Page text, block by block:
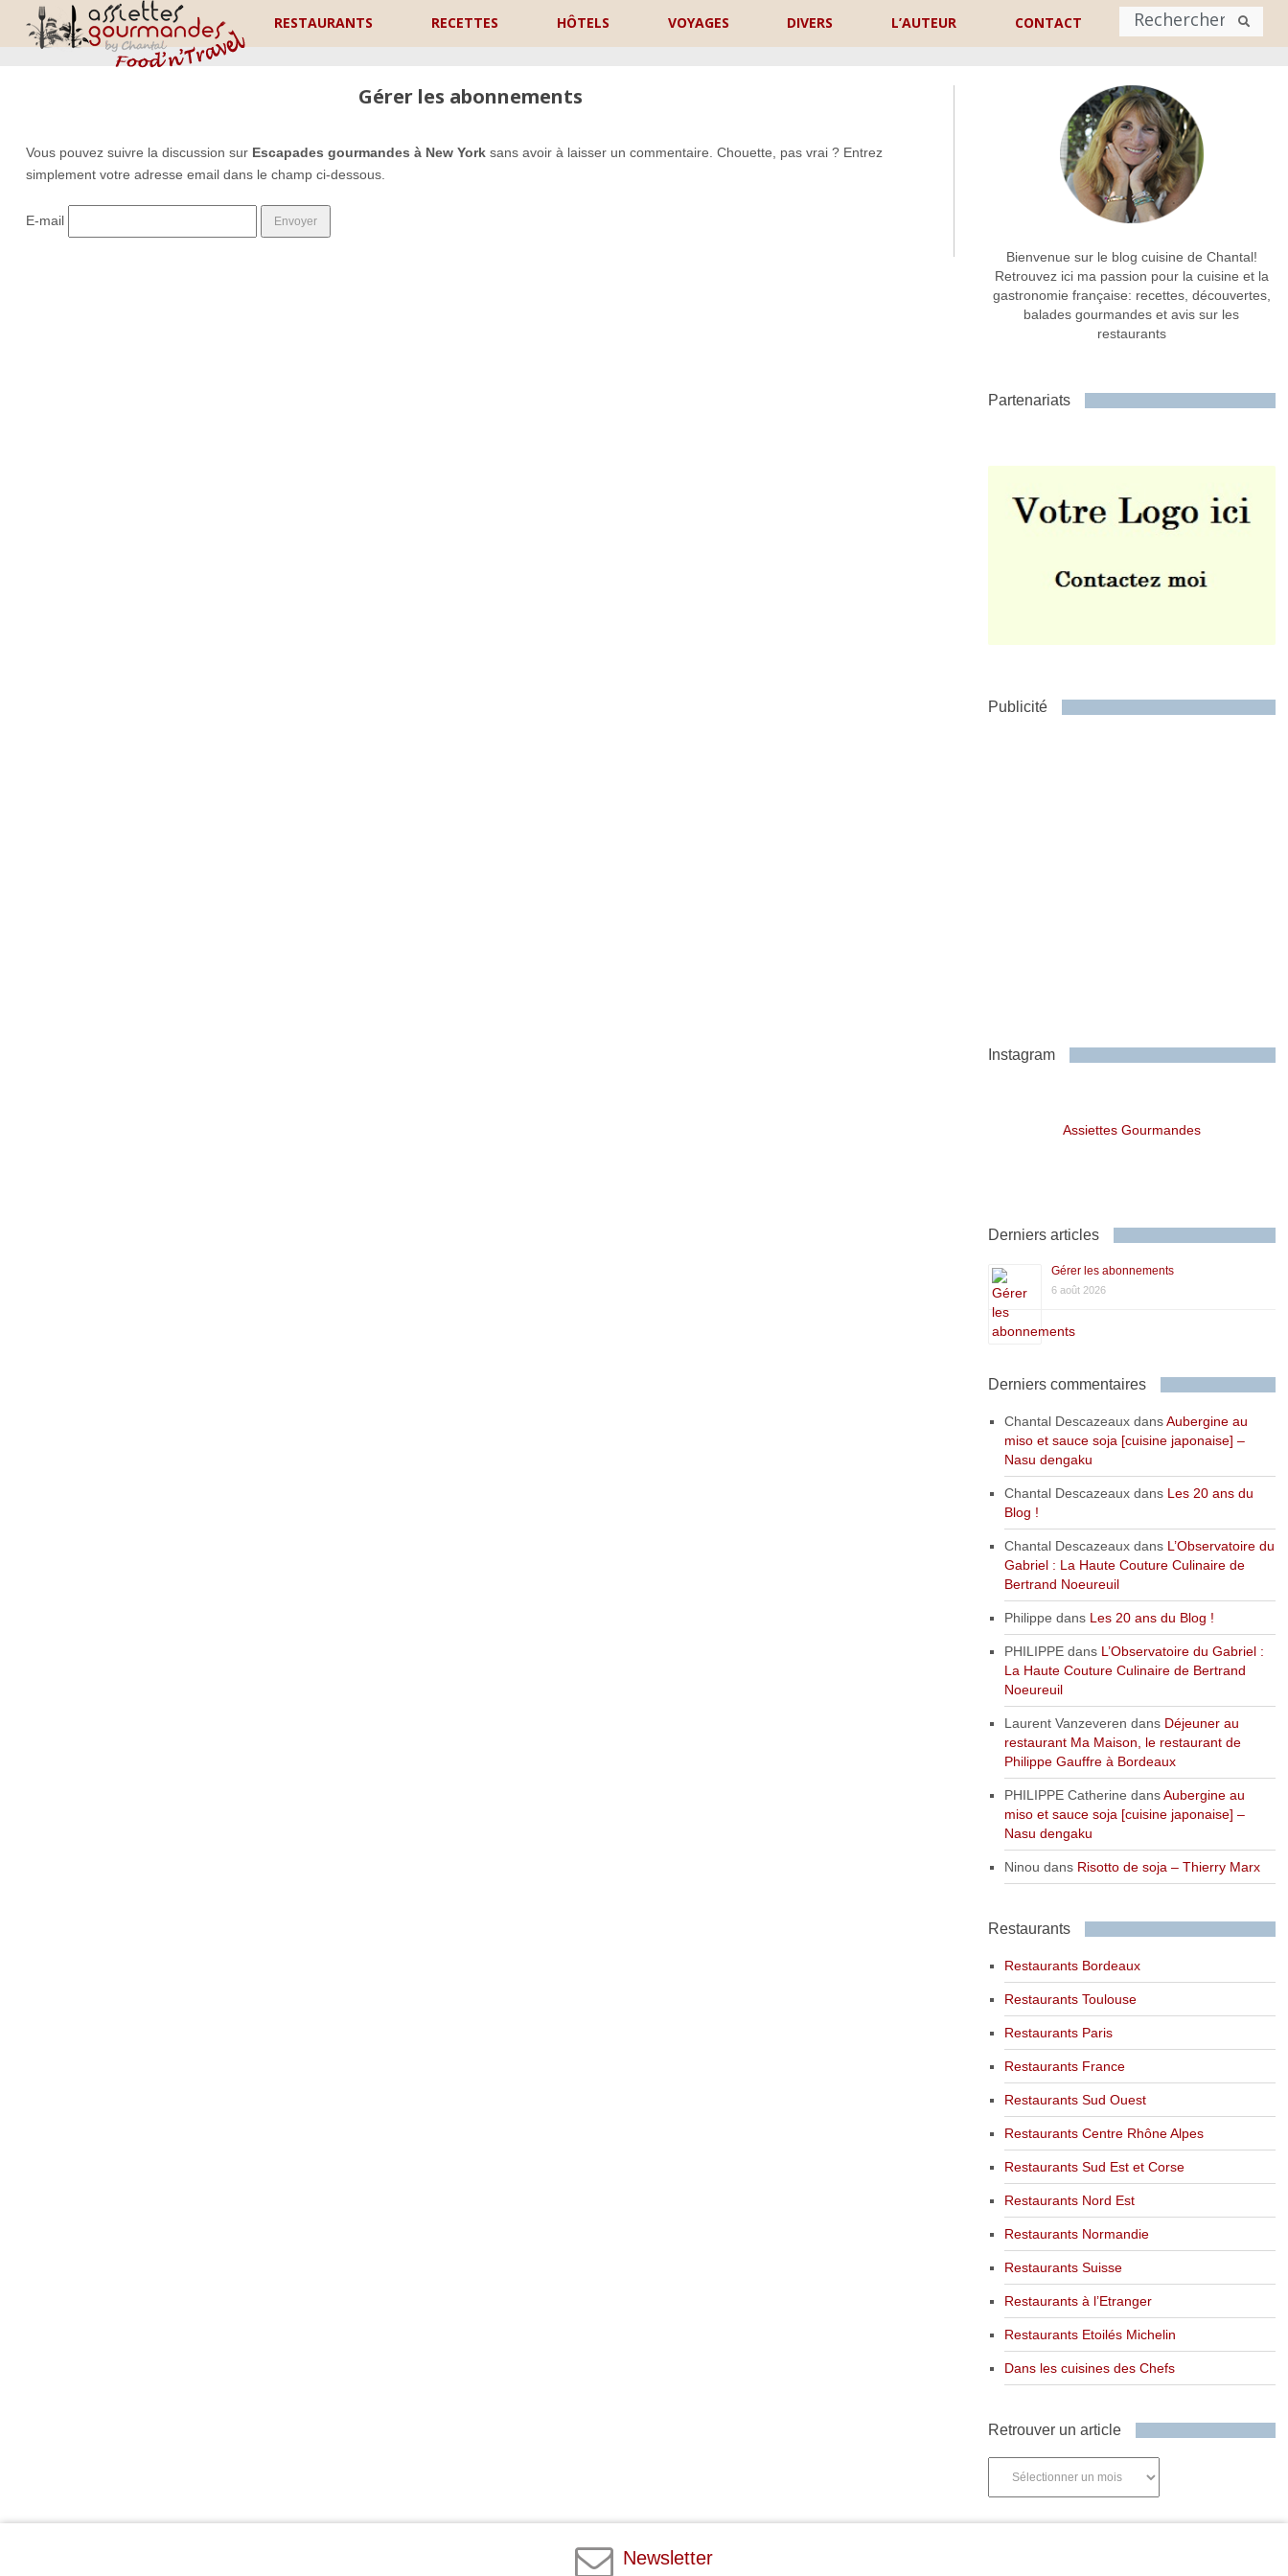
RESTAURANTS RECETTES HÔTELS VOYAGES DIVERS L’AUTEUR CONTACT
Nom
Commentaire ou message *
Gérer les abonnements
Vous pouvez suivre la discussion sur Escapades gourmandes à New Yorksans avoir à laisser un commentaire. Chouette, pas vrai ? Entrez
simplement votre adresse email dans le champ ci-dessous.
E-mail
Bienvenue sur le blog cuisine de Chantal!
Retrouvez ici ma passion pour la cuisine et la
gastronomie française: recettes, découvertes,
balades gourmandes et avis sur les
restaurants
Partenariats
Publicité
Instagram
Assiettes Gourmandes
Derniers articles
Gérer les abonnements
6 août 2026
Derniers commentaires
Chantal DescazeauxdansAubergine au
miso et sauce soja [cuisine japonaise] –
Nasu dengaku
Chantal Descazeauxdans Les 20 ans du
Blog !
Chantal Descazeauxdans L’Observatoire du
Gabriel : La Haute Couture Culinaire de
Bertrand Noeureuil
Philippe dans Les 20 ans du Blog !
PHILIPPEdans L’Observatoire du Gabriel :
La Haute Couture Culinaire de Bertrand
Noeureuil
Laurent Vanzeveren dans Déjeuner au
restaurant Ma Maison, le restaurant de
Philippe Gauffre à Bordeaux
PHILIPPE Catherine dansAubergine au
miso et sauce soja [cuisine japonaise] –
Nasu dengaku
Ninou dans Risotto de soja – Thierry Marx
Restaurants
Restaurants Bordeaux
Restaurants Toulouse
Restaurants Paris
Restaurants France
Restaurants Sud Ouest
Restaurants Centre Rhône Alpes
Restaurants Sud Est et Corse
Restaurants Nord Est
Restaurants Normandie
Restaurants Suisse
Restaurants à l’Etranger
Restaurants Etoilés Michelin
Dans les cuisines des Chefs
Retrouver un article
Newsletter